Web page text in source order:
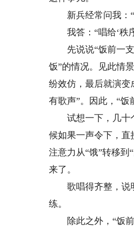
新兵经常问我：“
我答：“唱给‘秩
先说说“饭前一支
饭”的情况。见此情
纷效仿，最后就演变
有歌声”。因此，“饭
试想一下，几十个
候如果一声令下，直
注意力从“饿”转移
来了。
歌唱得齐整，说明
练。
除此之外，“饭前